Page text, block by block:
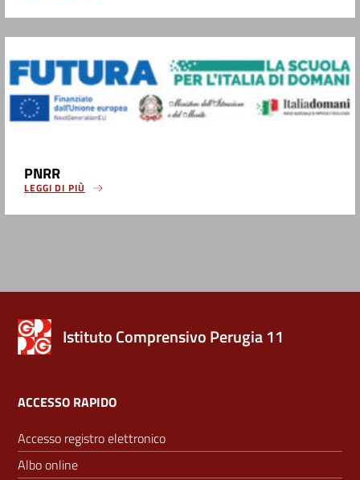
PNRR
LEGGI DI PIÙ
Istituto Comprensivo Perugia 11
ACCESSO RAPIDO
Accesso registro elettronico
Albo online